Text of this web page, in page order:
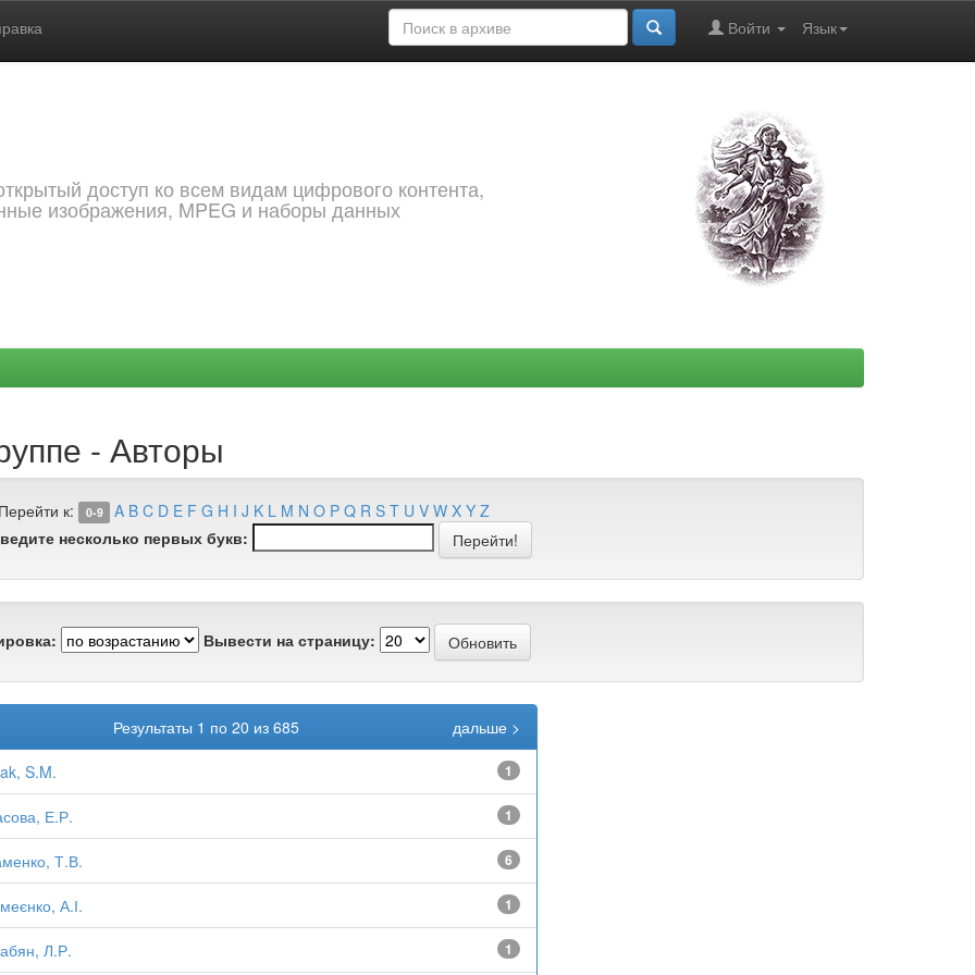
Язык
Войти
доступ ко всем видам цифрового контента,
изображения, MPEG и наборы данных
- Авторы
Перейти к: 0-9 A B C D E F G H I J K L M N O P Q R S T U V W X Y Z
несколько первых букв:
Вывести на страницу:
Результаты 1 по 20 из 685 дальше >
S.M. 1
Е.Р. 1
Т.В. 6
А.І. 1
Л.Р. 1